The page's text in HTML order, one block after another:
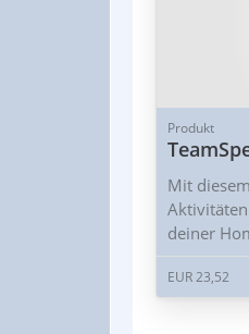
Produkt
Mit
deiner
EUR 23,52